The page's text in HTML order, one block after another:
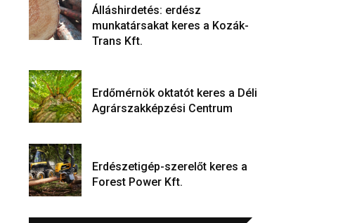
Álláshirdetés: erdész
munkatársakat keres a Kozák-
Trans Kft.
Erdőmérnök oktatót keres a Déli
Agrárszakképzési Centrum
Erdészetigép-szerelőt keres a
Forest Power Kft.